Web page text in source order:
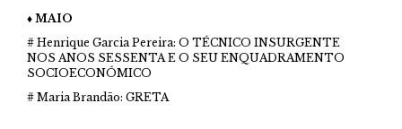
♦ MAIO
# Henrique Garcia Pereira: O TÉCNICO INSURGENTE
NOS ANOS SESSENTA E O SEU ENQUADRAMENTO
SOCIOECONÓMICO
# Maria Brandão: GRETA